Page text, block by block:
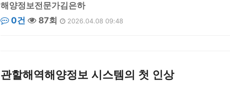
해양정보전문가김은하
0건
87회 2026.04.08 09:48
관할해역해양정보 시스템의 첫 인상